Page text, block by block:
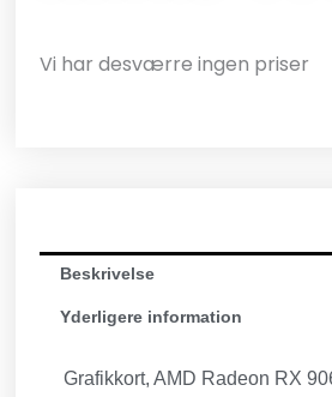
Vi har desværre ingen priser
Beskrivelse
Yderligere information
Grafikkort, AMD Radeon RX